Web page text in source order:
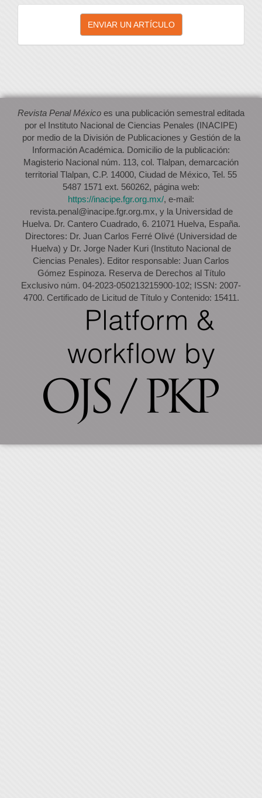
Enviar
artículo
ENVIAR UN ARTÍCULO
Revista Penal México es una publicación semestral editada
por el Instituto Nacional de Ciencias Penales (INACIPE)
por medio de la División de Publicaciones y Gestión de la
Información Académica. Domicilio de la publicación:
Magisterio Nacional núm. 113, col. Tlalpan, demarcación
territorial Tlalpan, C.P. 14000, Ciudad de México, Tel. 55
5487 1571 ext. 560262, página web:
https://inacipe.fgr.org.mx/, e-mail:
revista.penal@inacipe.fgr.org.mx, y la Universidad de
Huelva. Dr. Cantero Cuadrado, 6. 21071 Huelva, España.
Directores: Dr. Juan Carlos Ferré Olivé (Universidad de
Huelva) y Dr. Jorge Nader Kuri (Instituto Nacional de
Ciencias Penales). Editor responsable: Juan Carlos
Gómez Espinoza. Reserva de Derechos al Título
Exclusivo núm. 04-2023-050213215900-102; ISSN: 2007-
4700. Certificado de Licitud de Título y Contenido: 15411.